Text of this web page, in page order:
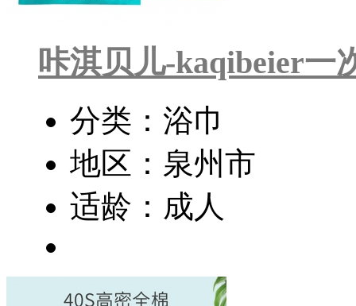
咔淇贝儿-kaqibeier一
分类：浴巾
地区：泉州市
适龄：成人